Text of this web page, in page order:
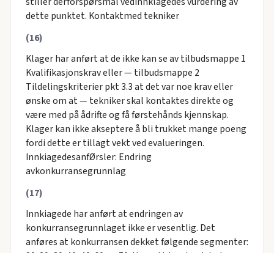
dette punktet. Kontaktmed tekniker
(16)
Klager har anført at de ikke kan se av tilbudsmappe 1
Kvalifikasjonskrav eller — tilbudsmappe 2
Tildelingskriterier pkt 3.3 at det var noe krav eller
ønske om at — tekniker skal kontaktes direkte og
være med på ådrifte og få førstehånds kjennskap.
Klager kan ikke akseptere å bli trukket mange poeng
fordi dette er tillagt vekt ved evalueringen.
InnkiagedesanfØrsler: Endring
avkonkurransegrunnlag
(17)
Innkiagede har anført at endringen av
konkurransegrunnlaget ikke er vesentlig. Det
anføres at konkurransen dekket følgende segmenter: